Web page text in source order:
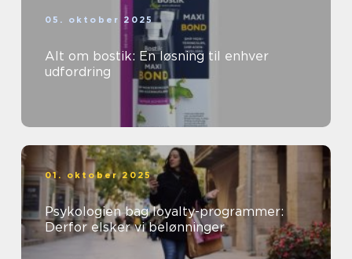
05. oktober 2025
Alt om bostik: En løsning til enhver
udfordring
01. oktober 2025
Psykologien bag loyalty-programmer:
Derfor elsker vi belønninger